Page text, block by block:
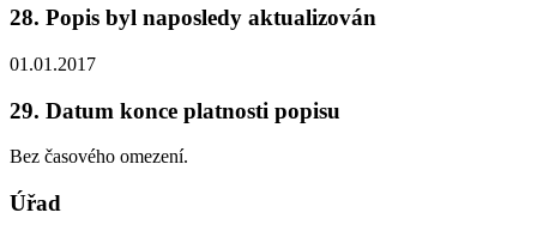
28. Popis byl naposledy aktualizován
01.01.2017
29. Datum konce platnosti popisu
Bez časového omezení.
Úřad